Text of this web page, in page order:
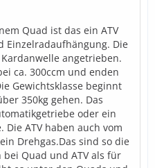
Quad ist das ein ATV
Die
angetrieben.
ca. 300ccm und enden
Gewichtsklasse beginnt
350kg gehen. Das
oder ein
ATV haben auch vom
Drehgas.Das sind so die
Quad und ATV als für